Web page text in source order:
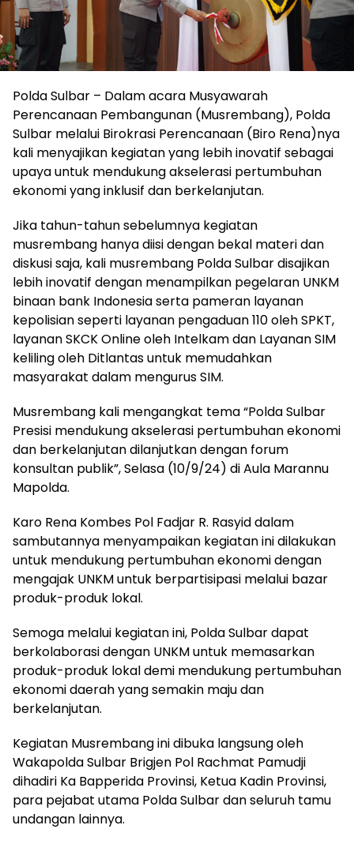
Polda Sulbar – Dalam acara Musyawarah
Perencanaan Pembangunan (Musrembang), Polda
Sulbar melalui Birokrasi Perencanaan (Biro Rena)nya
kali menyajikan kegiatan yang lebih inovatif sebagai
upaya untuk mendukung akselerasi pertumbuhan
ekonomi yang inklusif dan berkelanjutan.
Jika tahun-tahun sebelumnya kegiatan
musrembang hanya diisi dengan bekal materi dan
diskusi saja, kali musrembang Polda Sulbar disajikan
lebih inovatif dengan menampilkan pegelaran UNKM
binaan bank Indonesia serta pameran layanan
kepolisian seperti layanan pengaduan 110 oleh SPKT,
layanan SKCK Online oleh Intelkam dan Layanan SIM
keliling oleh Ditlantas untuk memudahkan
masyarakat dalam mengurus SIM.
Musrembang kali mengangkat tema “Polda Sulbar
Presisi mendukung akselerasi pertumbuhan ekonomi
dan berkelanjutan dilanjutkan dengan forum
konsultan publik”, Selasa (10/9/24) di Aula Marannu
Mapolda.
Karo Rena Kombes Pol Fadjar R. Rasyid dalam
sambutannya menyampaikan kegiatan ini dilakukan
untuk mendukung pertumbuhan ekonomi dengan
mengajak UNKM untuk berpartisipasi melalui bazar
produk-produk lokal.
Semoga melalui kegiatan ini, Polda Sulbar dapat
berkolaborasi dengan UNKM untuk memasarkan
produk-produk lokal demi mendukung pertumbuhan
ekonomi daerah yang semakin maju dan
berkelanjutan.
Kegiatan Musrembang ini dibuka langsung oleh
Wakapolda Sulbar Brigjen Pol Rachmat Pamudji
dihadiri Ka Bapperida Provinsi, Ketua Kadin Provinsi,
para pejabat utama Polda Sulbar dan seluruh tamu
undangan lainnya.